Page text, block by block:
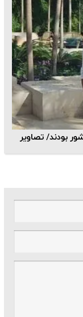
بودند/ تصاویر